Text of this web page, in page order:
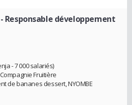
- Responsable développement
- 7 000 salariés)
Fruitière
de bananes dessert, NYOMBE